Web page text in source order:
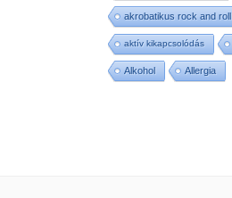
akrobatikus rock and roll
aktív kikapcsolódás
Alkohol Allergia